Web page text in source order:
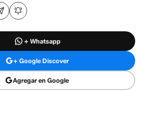
+ Whatsapp
+ Google Discover
Agregar en Google